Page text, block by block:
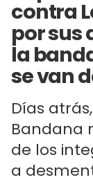
contra
por sus
la
se van
Días
Bandana
de los
a